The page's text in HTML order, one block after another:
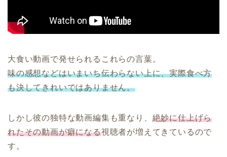
大食い動画で発せられるこれらの言葉。
味の感想などはいまいち伝わらない上に、実際食べ方
も決してきれいではありません。
しかし彼の独特な動画編集も重なり、 絶妙に仕上げら
れたその動画が癖になる視聴者が増えてきているので
す。